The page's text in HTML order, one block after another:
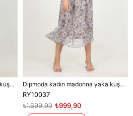
Dipmoda kadın madonna yaka kuşaklı desenli şifon elbise RY10037
Dipmoda kadın madonna yaka kuşaklı desenli şifon elbise RY10037
RY10037
₺999,90
₺1.699,90